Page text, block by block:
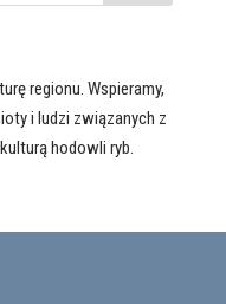
regionu. Wspieramy,
i ludzi związanych z
hodowli ryb.